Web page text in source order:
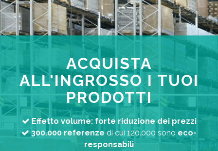
ACQUISTA
ALL'INGROSSO I TUOI
PRODOTTI
Effetto volume: forte riduzione dei prezzi
300.000 referenze di cui 120.000 sono eco-
responsabili